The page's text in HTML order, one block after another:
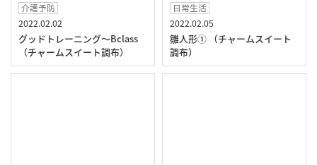
介護予防
2022.02.02
グッドトレーニング～Bclass
（チャームスイート調布）
日常生活
2022.02.05
雛人形① （チャームスイート
調布）